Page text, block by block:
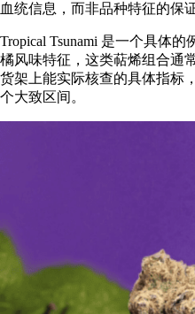
血统信息，而非品种特征的保证
Tropical Tsunami 是一个具体
橘风味特征，这类萜烯组合通
货架上能实际核查的具体指标
个大致区间。